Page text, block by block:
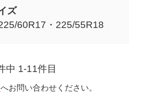
ズ
60R17・225/55R18
中 1-11件目
へお問い合わせください。